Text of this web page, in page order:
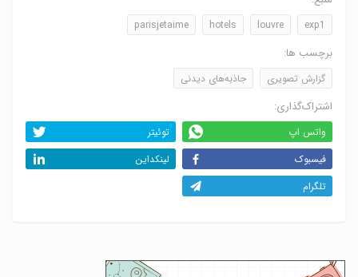
exp1
louvre
hotels
parisjetaime
برچسب ها:
گزارش تصویری جاذبه‌های دیدنی
اشتراک‌گذاری:
واتس اپ
توئیتر
فیسبوک
لینکداین
تلگرام